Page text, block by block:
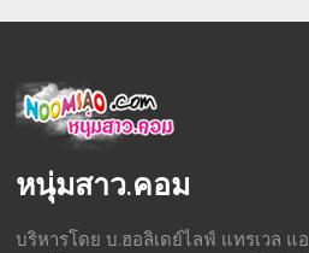
หนุ่มสาว.คอม
บริหารโดย บ.ฮอลิเดย์ไลฟ์ แทรเวล แ